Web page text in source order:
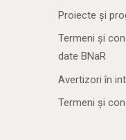
Proiecte și
Termeni și
date BNaR
Avertizori în
Termeni și